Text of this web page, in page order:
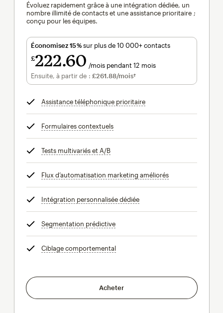
Évoluez rapidement grâce à une intégration dédiée, un
nombre illimité de contacts et une assistance prioritaire ;
conçu pour les équipes.
Économisez 15 %sur plus de 10 000+ contacts
£222 60 /mois pendant 12 mois
£222.60 par mois pendant 12 mois
Ensuite, à partir de : £261.88/mois†par mois†
Assistance téléphonique prioritaireinfobulle
Formulaires contextuelsinfobulle
Tests multivariés et A/Binfobulle
Flux d’automatisation marketing améliorésinfobulle
Intégration personnalisée dédiéeinfobulle
Segmentation prédictiveinfobulle
Ciblage comportementalinfobulle
Acheter